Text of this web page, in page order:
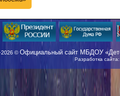
2026 © Официальный сайт МБДОУ
Разработка